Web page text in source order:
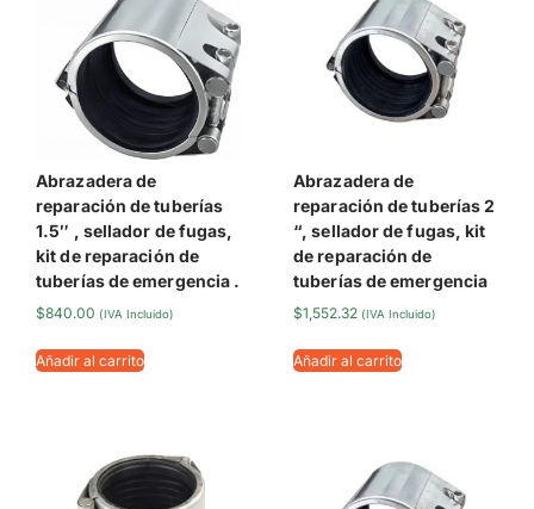
Abrazadera de
reparación de tuberías
1.5″ , sellador de fugas,
kit de reparación de
tuberías de emergencia .
$840.00 (IVA Incluido)
Añadir al carrito
Abrazadera de
reparación de tuberías 2
“, sellador de fugas, kit
de reparación de
tuberías de emergencia
$1,552.32 (IVA Incluido)
Añadir al carrito